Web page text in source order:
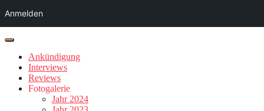
Anmelden
Ankündigung
Interviews
Reviews
Fotogalerie
Jahr 2024